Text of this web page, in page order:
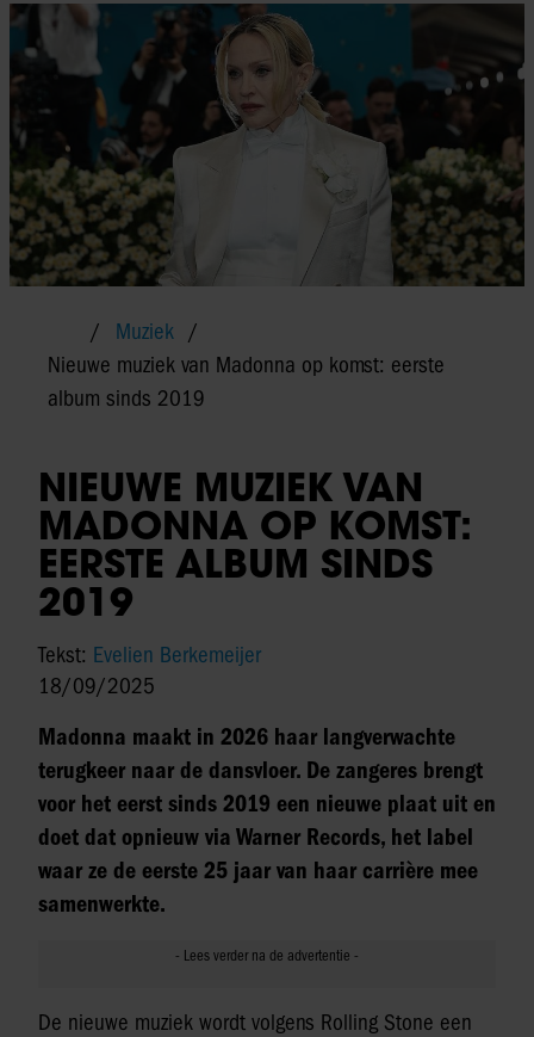
Muziek
Nieuwe muziek van Madonna op komst: eerste
album sinds 2019
NIEUWE MUZIEK VAN
MADONNA OP KOMST:
EERSTE ALBUM SINDS
2019
Tekst: Evelien Berkemeijer
18/09/2025
Madonna maakt in 2026 haar langverwachte
terugkeer naar de dansvloer. De zangeres brengt
voor het eerst sinds 2019 een nieuwe plaat uit en
doet dat opnieuw via Warner Records, het label
waar ze de eerste 25 jaar van haar carrière mee
samenwerkte.
De nieuwe muziek wordt volgens Rolling Stone een